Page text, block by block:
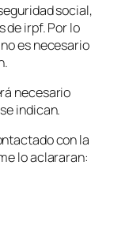
social,
de irpf. Por lo
es necesario
necesario
indican.
con la
lo aclararan: